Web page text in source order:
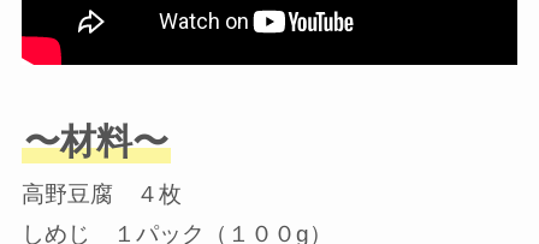
〜材料〜
高野豆腐 ４枚
しめじ １パック（１００g）